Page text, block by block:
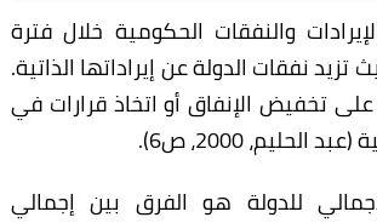
والنفقات الحكومية خلال فترة
نفقات الدولة عن إيراداتها الذاتية.
تخفيض الإنفاق أو اتخاذ قرارات في
2000، ص6).
للدولة هو الفرق بين إجمالي